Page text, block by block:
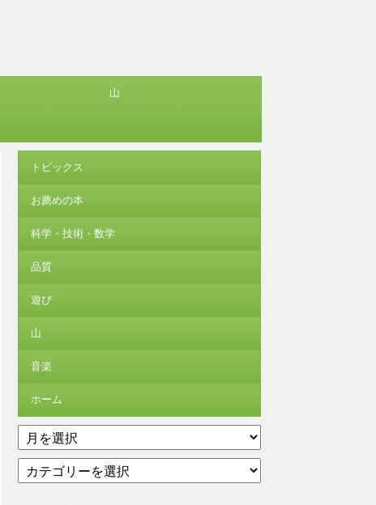
山
トピックス
お薦めの本
科学・技術・数学
品質
遊び
山
音楽
ホーム
ア
ー
イ
テ